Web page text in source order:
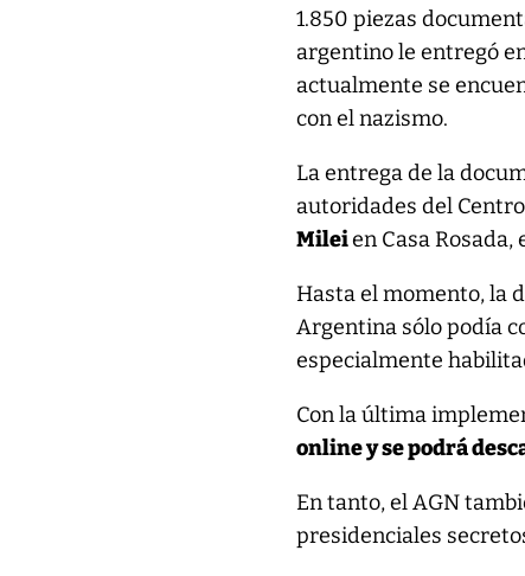
1.850 piezas
argentino le entregó
actualmente se
con el nazismo.
La entrega de la
autoridades del
Mileien Casa
Hasta el momento, la
Argentina sólo podía
especialmente
Con la última
online y se podrá
En tanto, el AGN
presidenciales